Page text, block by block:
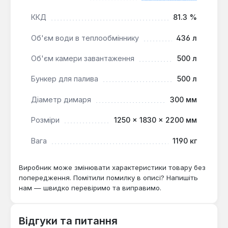
Система управління котлом включає електронну
циркуляційного насоса та температуру
роботу. Діаметр димоходу становить 300 мм, що
відповідає вимогам для потужних опалювальних
доступ до топочного простору для зручного
піролізному принципу спалювання досягається
високий ККД, що дозволяє отримати більше
тепла з меншої кількості палива.
завантажувальна камера об'ємом 500 літрів
ККД 81.3 %
Об'єм води в теплообміннику 436 л
Об'єм камери завантаження 500 л
Бункер для палива 500 л
Діаметр димаря 300 мм
Розміри 1250 × 1830 × 2200 мм
Вага 1190 кг
Виробник може змінювати характеристики товару без
попередження. Помітили помилку в описі? Напишіть
нам — швидко перевіримо та виправимо.
Відгуки та питання